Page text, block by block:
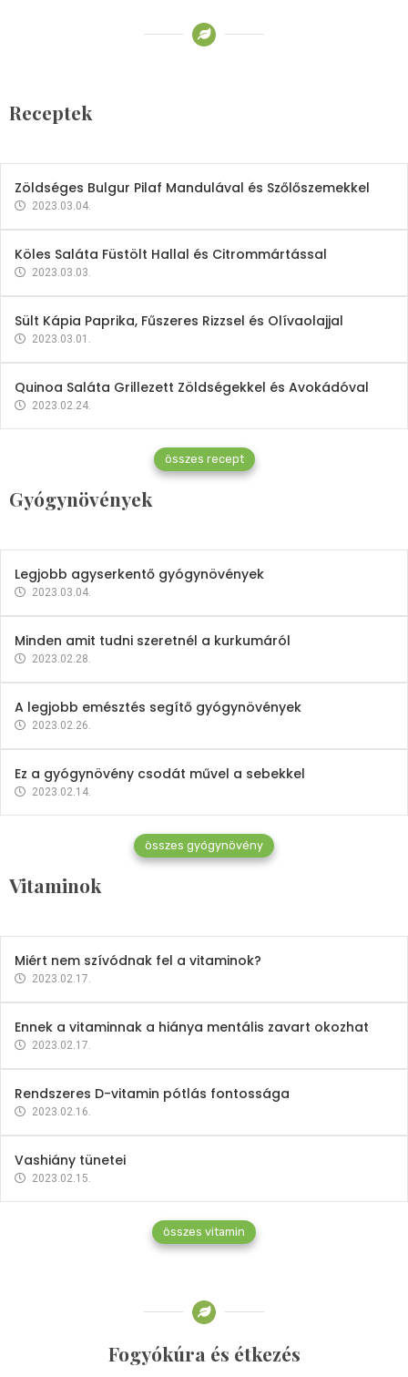
Receptek
2023.03.06.
Zöldséges Bulgur Pilaf Mandulával és Szőlőszemekkel
2023.03.04.
Köles Saláta Füstölt Hallal és Citrommártással
2023.03.03.
Sült Kápia Paprika, Fűszeres Rizzsel és Olívaolajjal
2023.03.01.
Quinoa Saláta Grillezett Zöldségekkel és Avokádóval
2023.02.24.
összes recept
Gyógynövények
Gyógynövények
Mindent a petrezselyemről
2023.12.21.
Legjobb agyserkentő gyógynövények
2023.03.04.
Minden amit tudni szeretnél a kurkumáról
2023.02.28.
A legjobb emésztés segítő gyógynövények
2023.02.26.
Ez a gyógynövény csodát művel a sebekkel
2023.02.14.
összes gyógynövény
Vitaminok
Vitaminok
Mindent a B-12 vitaminról
2023.02.27.
Miért nem szívódnak fel a vitaminok?
2023.02.17.
Ennek a vitaminnak a hiánya mentális zavart okozhat
2023.02.17.
Rendszeres D-vitamin pótlás fontossága
2023.02.16.
Vashiány tünetei
2023.02.15.
összes vitamin
Fogyókúra és étkezés